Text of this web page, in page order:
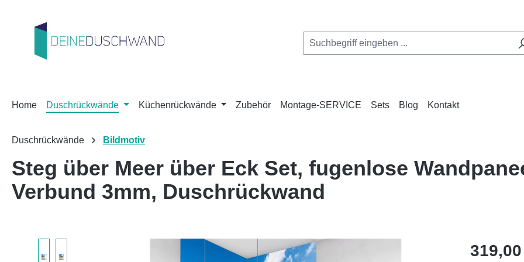
Home Duschrückwände Küchenrückwände Zubehör Montage-SERVICE Sets Blog Kontakt
Duschrückwände Bildmotiv
Steg über Meer über Eck Set, fugenlose
Verbund 3mm, Duschrückwand
Regulärer